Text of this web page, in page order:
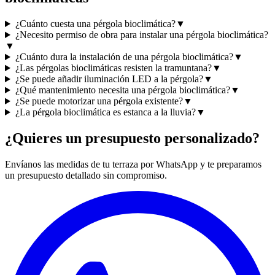
¿Cuánto cuesta una pérgola bioclimática?▼
¿Necesito permiso de obra para instalar una pérgola bioclimática?
▼
¿Cuánto dura la instalación de una pérgola bioclimática?▼
¿Las pérgolas bioclimáticas resisten la tramuntana?▼
¿Se puede añadir iluminación LED a la pérgola?▼
¿Qué mantenimiento necesita una pérgola bioclimática?▼
¿Se puede motorizar una pérgola existente?▼
¿La pérgola bioclimática es estanca a la lluvia?▼
¿Quieres un presupuesto personalizado?
Envíanos las medidas de tu terraza por WhatsApp y te preparamos
un presupuesto detallado sin compromiso.